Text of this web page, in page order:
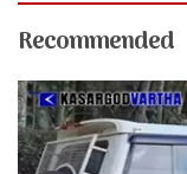
Recommended